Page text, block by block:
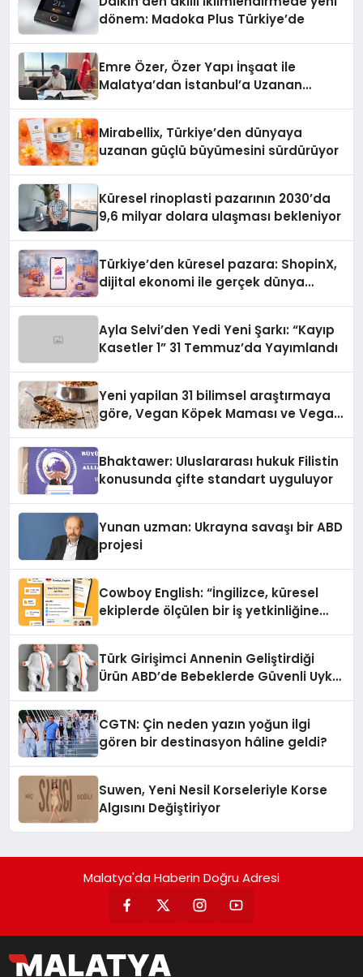
dönem: Madoka Plus Türkiye’de
Emre Özer, Özer Yapı İnşaat ile
Malatya’dan İstanbul’a Uzanan
Mirabellix, Türkiye’den dünyaya
uzanan güçlü büyümesini sürdürüyor
Küresel rinoplasti pazarının 2030’da
9,6 milyar dolara ulaşması bekleniyor
Türkiye’den küresel pazara: ShopinX,
dijital ekonomi ile gerçek dünya
Ayla Selvi’den Yedi Yeni Şarkı: “Kayıp
Kasetler 1” 31 Temmuz’da Yayımlandı
Yeni yapilan 31 bilimsel araştırmaya
göre, Vegan Köpek Maması ve Vegan
Bhaktawer: Uluslararası hukuk Filistin
konusunda çifte standart uyguluyor
Yunan uzman: Ukrayna savaşı bir ABD
projesi
Cowboy English: “İngilizce, küresel
ekiplerde ölçülen bir iş yetkinliğine
Türk Girişimci Annenin Geliştirdiği
Ürün ABD’de Bebeklerde Güvenli Uyku
CGTN: Çin neden yazın yoğun ilgi
gören bir destinasyon hâline geldi?
Suwen, Yeni Nesil Korseleriyle Korse
Algısını Değiştiriyor
Malatya'da Haberin Doğru Adresi